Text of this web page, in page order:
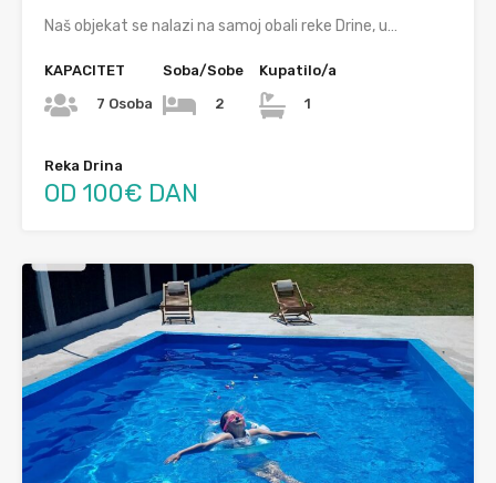
Naš objekat se nalazi na samoj obali reke Drine, u…
KAPACITET
7 Osoba
Soba/Sobe
2
Kupatilo/a
1
Reka Drina
OD 100€ DAN